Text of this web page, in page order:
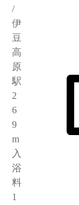
/
伊
豆
高
原
駅
2
6
9
m
入
浴
料
1